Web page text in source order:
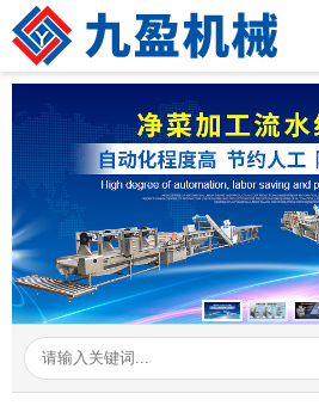
公司简介
产品展示
新闻资讯
成功案例
在线留言
联系我们